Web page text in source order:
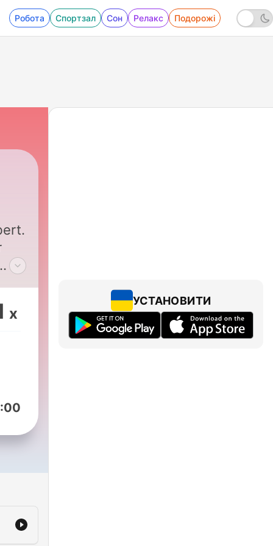
Робота Спортзал Сон Релакс Подорожі
x
УСТАНОВИТИ